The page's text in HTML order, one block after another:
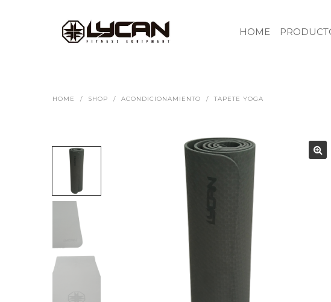
HOME
HOME / SHOP / ACONDICIONAMIENTO / TAPETE YOGA